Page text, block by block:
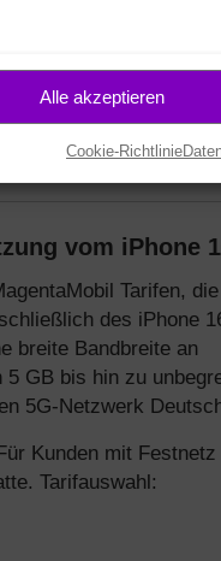
Alle akzeptieren
Cookie-Richtlinie
vom iPhone
Tarifen,
des iPhone
breite Bandbreite an
GB bis hin zu
5G-Netzwerk
Kunden mit
Tarifauswahl: